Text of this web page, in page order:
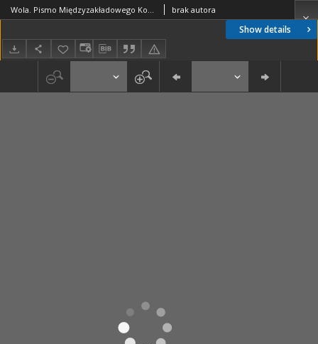
Show details
Wola. Pismo Międzyzakładowego Komitetu Koordynacyjnego, nr 23(189) brak autora